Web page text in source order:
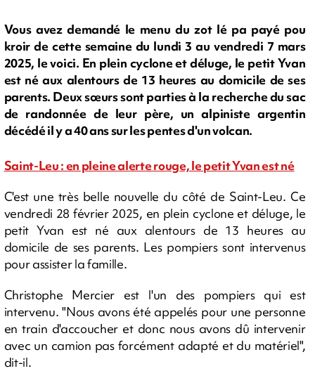
Vous avez demandé le menu du zot lé pa payé pou
kroir de cette semaine du lundi 3 au vendredi 7 mars
2025, le voici. En plein cyclone et déluge, le petit Yvan
est né aux alentours de 13 heures au domicile de ses
parents. Deux sœurs sont parties à la recherche du sac
de randonnée de leur père, un alpiniste argentin
décédé il y a 40 ans sur les pentes d'un volcan.
Saint-Leu : en pleine alerte rouge, le petit Yvan est né
C'est une très belle nouvelle du côté de Saint-Leu. Ce
vendredi 28 février 2025, en plein cyclone et déluge, le
petit Yvan est né aux alentours de 13 heures au
domicile de ses parents. Les pompiers sont intervenus
pour assister la famille.
Christophe Mercier est l'un des pompiers qui est
intervenu. "Nous avons été appelés pour une personne
en train d'accoucher et donc nous avons dû intervenir
avec un camion pas forcément adapté et du matériel",
dit-il.